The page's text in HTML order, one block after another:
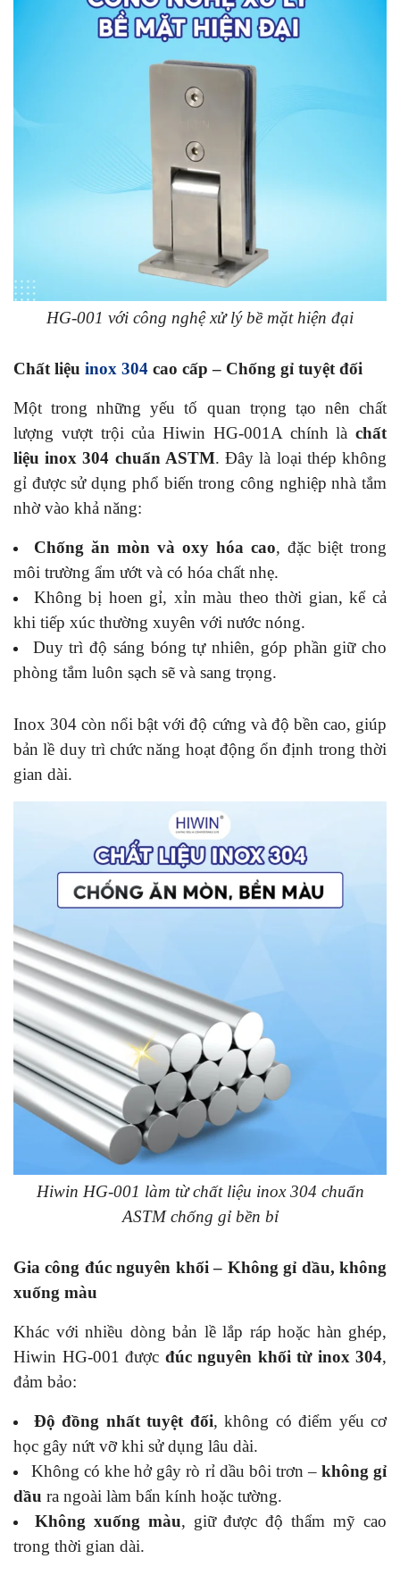
HG-001 với công nghệ xử lý bề mặt hiện đại
Chất liệu inox 304 cao cấp – Chống gỉ tuyệt đối
Một trong những yếu tố quan trọng tạo nên chất
lượng vượt trội của Hiwin HG-001A chính là chất
liệu inox 304 chuẩn ASTM. Đây là loại thép không
gỉ được sử dụng phổ biến trong công nghiệp nhà tắm
nhờ vào khả năng:
Chống ăn mòn và oxy hóa cao, đặc biệt trong
môi trường ẩm ướt và có hóa chất nhẹ.
Không bị hoen gỉ, xỉn màu theo thời gian, kể cả
khi tiếp xúc thường xuyên với nước nóng.
Duy trì độ sáng bóng tự nhiên, góp phần giữ cho
phòng tắm luôn sạch sẽ và sang trọng.
Inox 304 còn nổi bật với độ cứng và độ bền cao, giúp
bản lề duy trì chức năng hoạt động ổn định trong thời
gian dài.
Hiwin HG-001 làm từ chất liệu inox 304 chuẩn
ASTM chống gỉ bền bỉ
Gia công đúc nguyên khối – Không gỉ dầu, không
xuống màu
Khác với nhiều dòng bản lề lắp ráp hoặc hàn ghép,
Hiwin HG-001 được đúc nguyên khối từ inox 304,
đảm bảo:
Độ đồng nhất tuyệt đối, không có điểm yếu cơ
học gây nứt vỡ khi sử dụng lâu dài.
Không có khe hở gây rò rỉ dầu bôi trơn – không gỉ
dầu ra ngoài làm bẩn kính hoặc tường.
Không xuống màu, giữ được độ thẩm mỹ cao
trong thời gian dài.